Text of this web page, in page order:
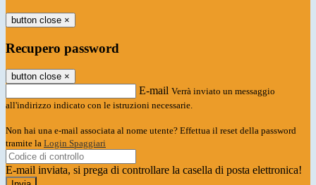
button close ×
Recupero password
button close ×
E-mail Verrà inviato un messaggio
all'indirizzo indicato con le istruzioni necessarie.
Non hai una e-mail associata al nome utente? Effettua il reset della password
tramite la Login Spaggiari
E-mail inviata, si prega di controllare la casella di posta elettronica!